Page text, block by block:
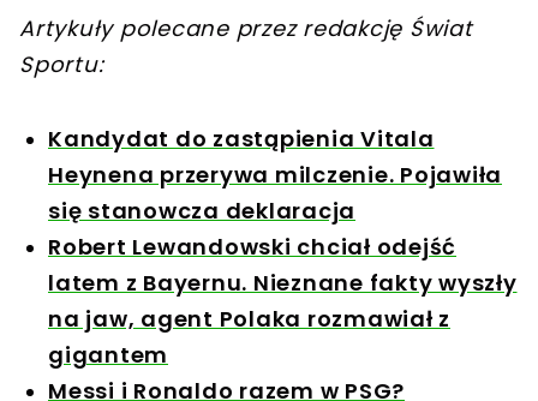
Artykuły polecane przez redakcję Świat
Sportu:
Kandydat do zastąpienia Vitala
Heynena przerywa milczenie. Pojawiła
się stanowcza deklaracja
Robert Lewandowski chciał odejść
latem z Bayernu. Nieznane fakty wyszły
na jaw, agent Polaka rozmawiał z
gigantem
Messi i Ronaldo razem w PSG?